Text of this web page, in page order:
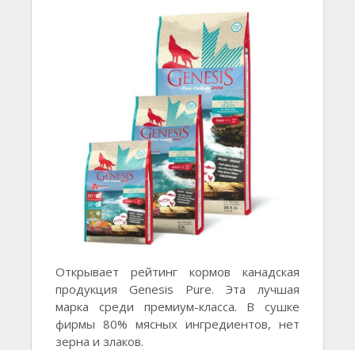
Открывает рейтинг кормов канадская
продукция Genesis Pure. Эта лучшая
марка среди премиум-класса. В сушке
фирмы 80% мясных ингредиентов, нет
зерна и злаков.